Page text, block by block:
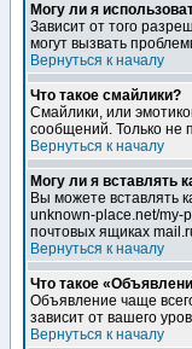
Могу ли я
Зависит от того
могут вызвать
Вернуться к началу
Что такое смайлики?
Смайлики, или
сообщений. Только не
Вернуться к началу
Могу ли я вставлять
Вы можете вставлять
unknown-place.net/my-
почтовых ящиках
Вернуться к началу
Что такое
Объявление чаще
зависит от вашего
Вернуться к началу